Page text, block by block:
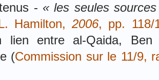
- « les seules
Hamilton,2006, pp. 118/
lien entre al-Qaida,
(Commission sur le 11/9,